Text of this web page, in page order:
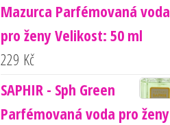
Mazurca Parfémovaná voda
pro ženy Velikost: 50 ml
229 Kč
SAPHIR - Sph Green
Parfémovaná voda pro ženy